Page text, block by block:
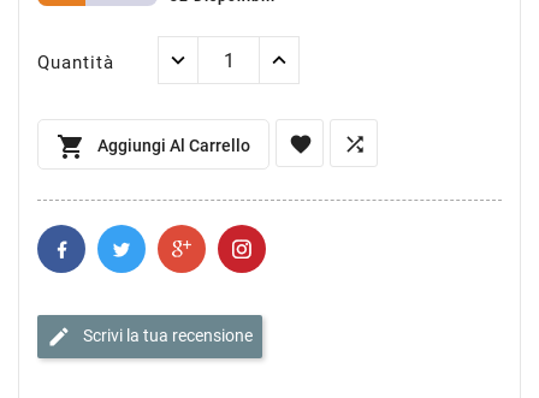
Quantità
 Aggiungi Al Carrello  
edit Scrivi la tua recensione